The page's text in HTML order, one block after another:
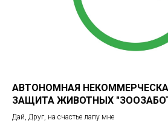
АВТОНОМНАЯ
ЗАЩИТА ЖИВОТНЫХ
Дай, Друг, на счастье лапу мне